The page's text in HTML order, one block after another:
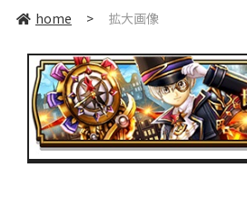
home > 拡大画像